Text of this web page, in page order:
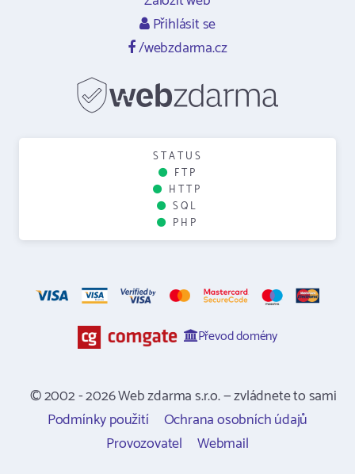
Přihlásit se
/webzdarma.cz
STATUS
FTP
HTTP
SQL
PHP
Převod domény
© 2002 - 2026 Web zdarma s.r.o. — zvládnete to sami
Podmínky použití
Ochrana osobních údajů
Provozovatel
Webmail